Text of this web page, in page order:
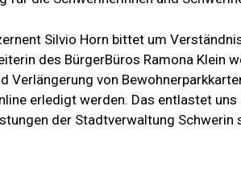
Silvio Horn bittet um
des BürgerBüros Ramona Klein
Verlängerung von
erledigt werden. Das entlastet uns
der Stadtverwaltung Schwerin